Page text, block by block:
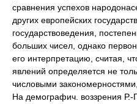
сравнения успехов
других европейских
государствоведения,
больших чисел, однако
его интерпретацию, считая,
явлений определяется не
числовыми
На демографич. воззрения